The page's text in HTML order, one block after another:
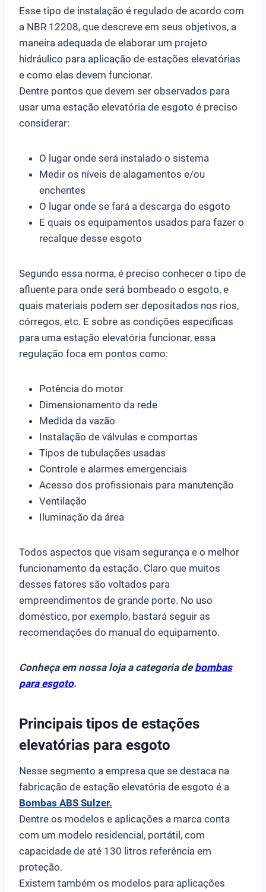
Esse tipo de instalação é regulado de acordo com
a NBR 12208, que descreve em seus objetivos, a
maneira adequada de elaborar um projeto
hidráulico para aplicação de estações elevatórias
e como elas devem funcionar.
Dentre pontos que devem ser observados para
usar uma estação elevatória de esgoto é preciso
considerar:
O lugar onde será instalado o sistema
Medir os níveis de alagamentos e/ou
enchentes
O lugar onde se fará a descarga do esgoto
E quais os equipamentos usados para fazer o
recalque desse esgoto
Segundo essa norma, é preciso conhecer o tipo de
afluente para onde será bombeado o esgoto, e
quais materiais podem ser depositados nos rios,
córregos, etc. E sobre as condições específicas
para uma estação elevatória funcionar, essa
regulação foca em pontos como:
Potência do motor
Dimensionamento da rede
Medida da vazão
Instalação de válvulas e comportas
Tipos de tubulações usadas
Controle e alarmes emergenciais
Acesso dos profissionais para manutenção
Ventilação
Iluminação da área
Todos aspectos que visam segurança e o melhor
funcionamento da estação. Claro que muitos
desses fatores são voltados para
empreendimentos de grande porte. No uso
doméstico, por exemplo, bastará seguir as
recomendações do manual do equipamento.
Conheça em nossa loja a categoria de bombas
para esgoto.
Principais tipos de estações
elevatórias para esgoto
Nesse segmento a empresa que se destaca na
fabricação de estação elevatória de esgoto é a
Bombas ABS Sulzer.
Dentre os modelos e aplicações a marca conta
com um modelo residencial, portátil, com
capacidade de até 130 litros referência em
proteção.
Existem também os modelos para aplicações